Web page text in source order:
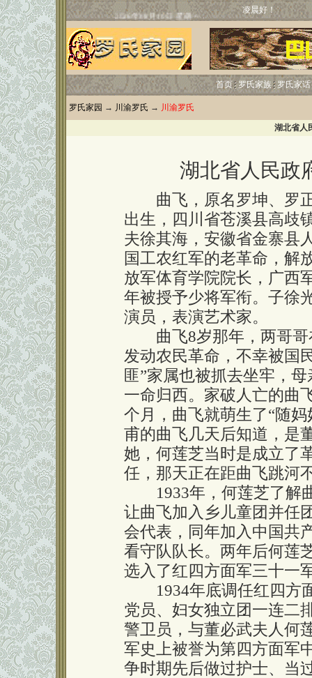
凌晨好！
首页 罗氏家族 罗氏家话
罗氏家园 → 川渝罗氏 → 川渝罗氏
湖北省人
湖北省人民政
曲飞，原名罗坤、罗正
出生，四川省苍溪县高歧
夫徐其海，安徽省金寨县
国工农红军的老革命，解
放军体育学院院长，广西
年被授予少将军衔。子徐
演员，表演艺术家。
曲飞8岁那年，两哥哥
发动农民革命，不幸被国
匪”家属也被抓去坐牢，
一命归西。家破人亡的曲
个月，曲飞就萌生了“随
甫的曲飞几天后知道，是
她，何莲芝当时是成立了
任，那天正在距曲飞跳河
1933年，何莲芝了解
让曲飞加入乡儿童团并任
会代表，同年加入中国共
看守队队长。两年后何莲
选入了红四方面军三十一
1934年底调任红四方
党员、妇女独立团一连二
警卫员，与董必武夫人何
军史上被誉为第四方面军
争时期先后做过护士、当